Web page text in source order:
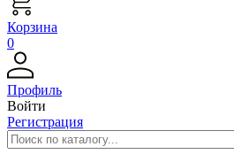
Корзина
0
Профиль
Войти
Регистрация